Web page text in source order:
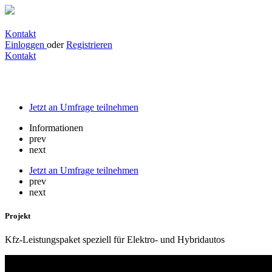
Kontakt
Einloggen oder Registrieren
Kontakt
Jetzt an Umfrage teilnehmen
Informationen
prev
next
Jetzt an Umfrage teilnehmen
prev
next
Projekt
Kfz-Leistungspaket speziell für Elektro- und Hybridautos